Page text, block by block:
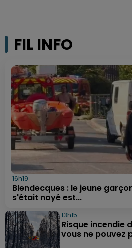
FIL INFO
16h19
Blendecques : le jeune
s'était noyé est...
13h15
Risque incendie
vous ne pouvez